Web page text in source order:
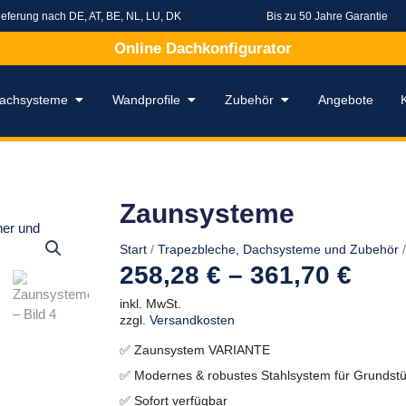
nach DE, AT, BE, NL, LU, DK Bis zu 50 Jahre Garantie
Online Dachkonfigurator
Öffne Dachsysteme
Wandprofile Öffne Wandprofile
Zubehör Öffne Zubehör
Angebote
Zaunsysteme
Start/ Trapezbleche, Dachsysteme und Zubehör/
258,28 € – 361,70 €
inkl. MwSt.
zzgl. Versandkosten
✅ Zaunsystem VARIANTE
✅ Modernes & robustes Stahlsystem für
✅ Sofort verfügbar